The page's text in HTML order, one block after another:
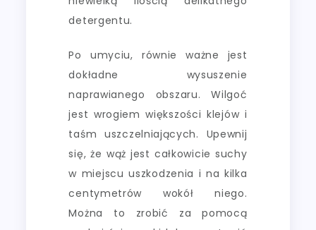
detergentu.
Po umyciu, równie ważne jest
dokładne wysuszenie
naprawianego obszaru. Wilgoć
jest wrogiem większości klejów i
taśm uszczelniających. Upewnij
się, że wąż jest całkowicie suchy
w miejscu uszkodzenia i na kilka
centymetrów wokół niego.
Można to zrobić za pomocą